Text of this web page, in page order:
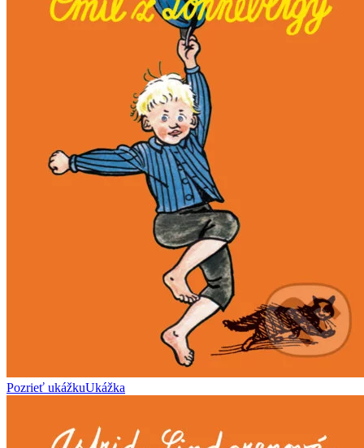
Pozrieť ukážkuUkážka